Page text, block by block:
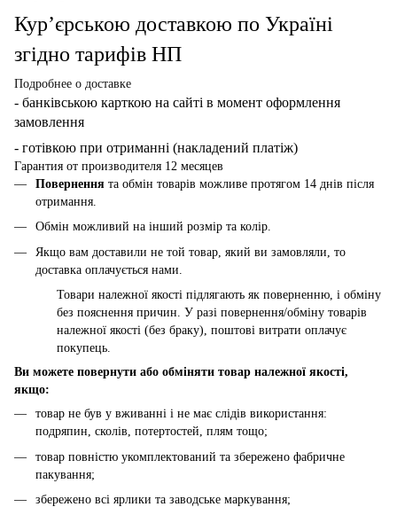
Кур’єрською доставкою по Україні
згідно тарифів НП
Подробнее о доставке
- банківською карткою на сайті в момент оформлення
замовлення
- готівкою при отриманні (накладений платіж)
Гарантия от производителя 12 месяцев
Повернення та обмін товарів можливе протягом 14 днів після
отримання.
Обмін можливий на інший розмір та колір.
Якщо вам доставили не той товар, який ви замовляли, то
доставка оплачується нами.
Товари належної якості підлягають як поверненню, і обміну
без пояснення причин. У разі повернення/обміну товарів
належної якості (без браку), поштові витрати оплачує
покупець.
Ви можете повернути або обміняти товар належної якості,
якщо:
товар не був у вживанні і не має слідів використання:
подряпин, сколів, потертостей, плям тощо;
товар повністю укомплектований та збережено фабричне
пакування;
збережено всі ярлики та заводське маркування;